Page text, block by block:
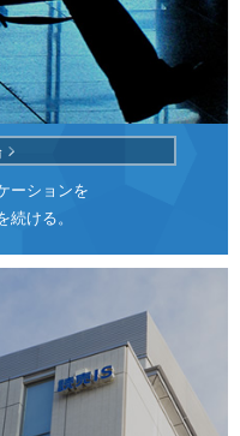
ーションを
続ける。